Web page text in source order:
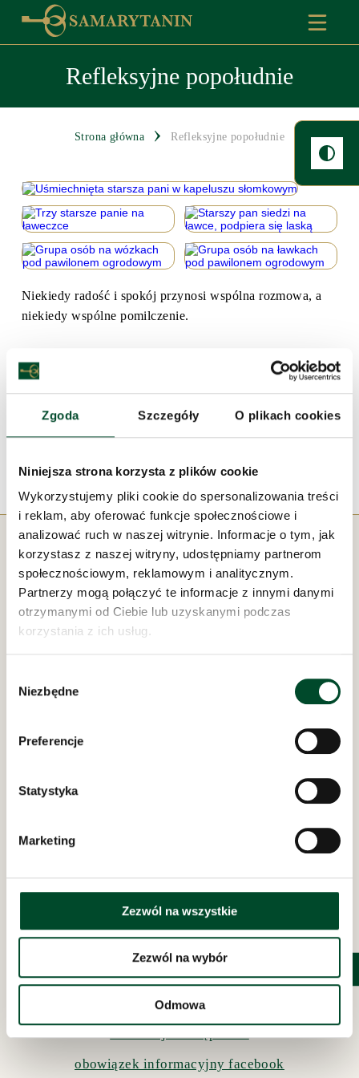
Zgoda Szczegóły O plikach cookies
Niniejsza strona korzysta z plików cookie
Wykorzystujemy pliki cookie do spersonalizowania treści
i reklam, aby oferować funkcje społecznościowe i
analizować ruch w naszej witrynie. Informacje o tym, jak
korzystasz z naszej witryny, udostępniamy partnerom
społecznościowym, reklamowym i analitycznym.
Partnerzy mogą połączyć te informacje z innymi danymi
otrzymanymi od Ciebie lub uzyskanymi podczas
korzystania z ich usług.
zgody
Niezbędne
Preferencje
Statystyka
Marketing
Zezwól na wszystkie
Zezwól na wybór
Odmowa
Refleksyjne popołudnie
Strona główna Refleksyjne popołudnie
Niekiedy radość i spokój przynosi wspólna rozmowa, a
niekiedy wspólne pomilczenie.
30 sierpnia po obiedzie, korzystając z ciepłej i słonecznej
pogody, spędziliśmy razem czas właśnie w ten sposób:
wspomnieniami, a trochę na milczeniu – słuchając
pięknego audiobookaPrzypowieści Chrystusa.
Pod zarządem:
Odwiedziny w Domu Opieki „Samarytanin”
codziennie w godzinach
11:00 - 16:00
polityka prywatności
inspektor rodo
procedury o sygnalistach
deklaracja dostępności
obowiązek informacyjny facebook